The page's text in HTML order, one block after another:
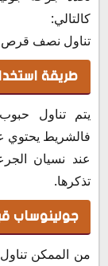
كالتالي:
تناول نصف قرص أي 0.25 مجم مرتين يومياً
طريقة
يتم تناول
فالشريط يحتوي
عند نسيان
تذكرها.
جولينوساب
من الممكن